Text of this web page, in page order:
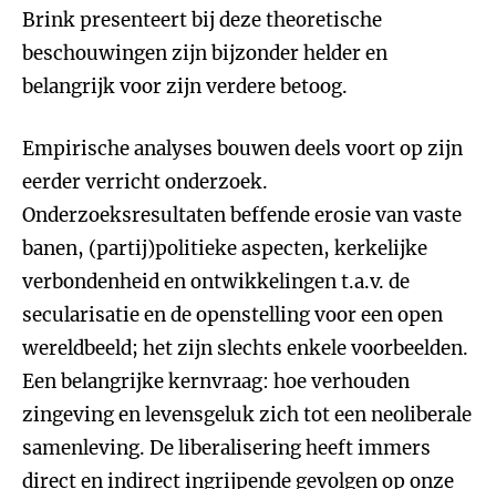
Brink presenteert bij deze theoretische
beschouwingen zijn bijzonder helder en
belangrijk voor zijn verdere betoog.
Empirische analyses bouwen deels voort op zijn
eerder verricht onderzoek.
Onderzoeksresultaten beffende erosie van vaste
banen, (partij)politieke aspecten, kerkelijke
verbondenheid en ontwikkelingen t.a.v. de
secularisatie en de openstelling voor een open
wereldbeeld; het zijn slechts enkele voorbeelden.
Een belangrijke kernvraag: hoe verhouden
zingeving en levensgeluk zich tot een neoliberale
samenleving. De liberalisering heeft immers
direct en indirect ingrijpende gevolgen op onze